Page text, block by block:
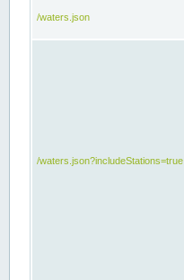
/waters.json
/waters.json?includeStations=true